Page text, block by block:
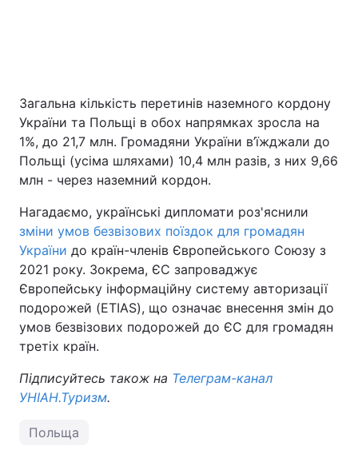
Загальна кількість перетинів наземного кордону
України та Польщі в обох напрямках зросла на
1%, до 21,7 млн. Громадяни України в’їжджали до
Польщі (усіма шляхами) 10,4 млн разів, з них 9,66
млн - через наземний кордон.
Нагадаємо, українські дипломати роз'яснили
зміни умов безвізових поїздок для громадян
України до країн-членів Європейського Союзу з
2021 року. Зокрема, ЄС запроваджує
Європейську інформаційну систему авторизації
подорожей (ETIAS), що означає внесення змін до
умов безвізових подорожей до ЄС для громадян
третіх країн.
Підписуйтесь також на Телеграм-канал
УНІАН.Туризм.
Польща